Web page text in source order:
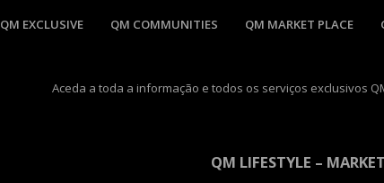
QM EXCLUSIVE QM COMMUNITIES QM MARKET PLACE
Aceda a toda a informação e todos os serviços exclusivos
QM LIFESTYLE –